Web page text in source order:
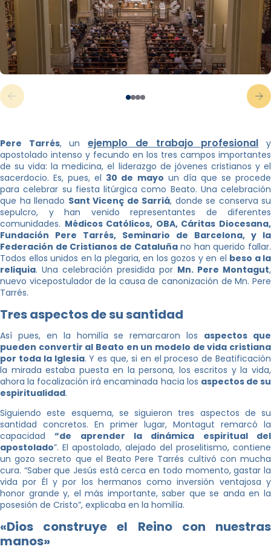
Pere Tarrés, unejemplo de trabajo profesional y
apostolado intenso y fecundo en los tres campos importantes
de su vida: la medicina, el liderazgo de jóvenes cristianos y el
sacerdocio. Es, pues, el 30 de mayo un día que se procede
para celebrar su fiesta litúrgica como Beato. Una celebración
que ha llenado Sant Vicenç de Sarriá, donde se conserva su
sepulcro, y han venido representantes de diferentes
comunidades. Médicos Católicos, OBA, Cáritas Diocesana,
Fundación Pere Tarrés, Seminario de Barcelona, y la
Federación de Cristianos de Cataluñano han querido fallar.
Todos ellos unidos en la plegaria, en los gozos y en el beso a la
reliquia. Una celebración presidida por Mn. Pere Montagut,
nuevo vicepostulador de la causa de canonización de Mn. Pere
Tarrés.
Tres aspectos de su santidad
Así pues, en la homilía se remarcaron los aspectos que
pueden convertir al Beato en un modelo de vida cristiana
por toda la Iglesia. Y es que, si en el proceso de Beatificación
la mirada estaba puesta en la persona, los escritos y la vida,
ahora la focalización irá encaminada hacia los aspectos de su
espiritualidad.
Siguiendo este esquema, se siguieron tres aspectos de su
santidad concretos. En primer lugar, Montagut remarcó la
capacidad“de aprender la dinámica espiritual del
apostolado”. El apostolado, alejado del proselitismo, contiene
un gozo secreto que el Beato Pere Tarrés cultivó con mucha
cura. “Saber que Jesús está cerca en todo momento, gastar la
vida por Él y por los hermanos como inversión ventajosa y
honor grande y, el más importante, saber que se anda en la
posesión de Cristo”, explicaba en la homilía.
«Dios construye el Reino con nuestras
manos»